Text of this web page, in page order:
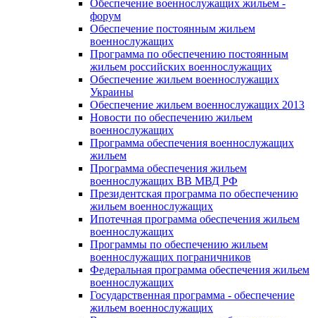
Обеспечение военнослужащих жильем -
форум
Обеспечение постоянным жильем
военнослужащих
Программа по обеспечению постоянным
жильем российских военнослужащих
Обеспечение жильем военнослужащих
Украины
Обеспечение жильем военнослужащих 2013
Новости по обеспечению жильем
военнослужащих
Программа обеспечения военнослужащих
жильем
Программа обеспечения жильем
военнослужащих ВВ МВД РФ
Президентская программа по обеспечению
жильем военнослужащих
Ипотечная программа обеспечения жильем
военнослужащих
Программы по обеспечению жильем
военнослужащих пограничников
Федеральная программа обеспечения жильем
военнослужащих
Государственная программа - обеспечение
жильем военнослужащих